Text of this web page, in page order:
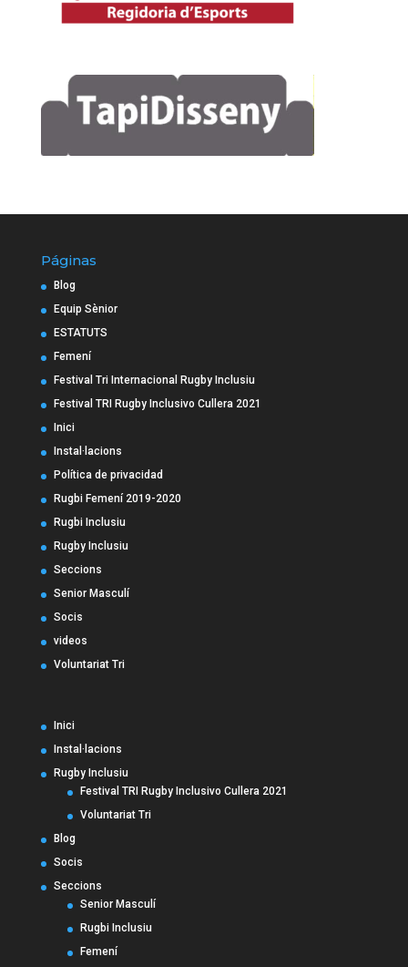
Páginas
Blog
Equip Sènior
ESTATUTS
Femení
Festival Tri Internacional Rugby Inclusiu
Festival TRI Rugby Inclusivo Cullera 2021
Inici
Instal·lacions
Política de privacidad
Rugbi Femení 2019-2020
Rugbi Inclusiu
Rugby Inclusiu
Seccions
Senior Masculí
Socis
videos
Voluntariat Tri
Inici
Instal·lacions
Rugby Inclusiu
Festival TRI Rugby Inclusivo Cullera 2021
Voluntariat Tri
Blog
Socis
Seccions
Senior Masculí
Rugbi Inclusiu
Femení